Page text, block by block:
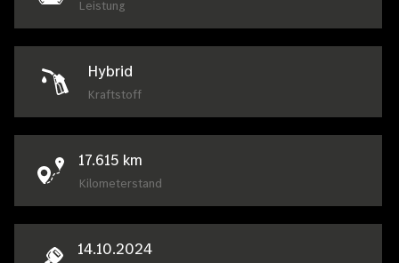
Leistung
Hybrid
Kraftstoff
17.615 km
Kilometerstand
14.10.2024